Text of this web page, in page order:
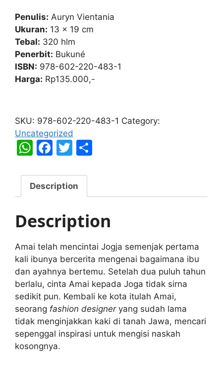
Penulis: Auryn Vientania
Ukuran: 13 x 19 cm
Tebal: 320 hlm
Penerbit: Bukuné
ISBN: 978-602-220-483-1
Harga: Rp135.000,-
We
Make
It
through
quantity
SKU: 978-602-220-483-1 Category:
Uncategorized
W
at
s
p
p
F
c
e
o
o
k
T
itt
er e
Description
Description
Amai telah mencintai Jogja semenjak pertama
kali ibunya bercerita mengenai bagaimana ibu
dan ayahnya bertemu. Setelah dua puluh tahun
berlalu, cinta Amai kepada Joga tidak sirna
sedikit pun. Kembali ke kota itulah Amai,
seorang fashion designeryang sudah lama
tidak menginjakkan kaki di tanah Jawa, mencari
sepenggal inspirasi untuk mengisi naskah
kosongnya.